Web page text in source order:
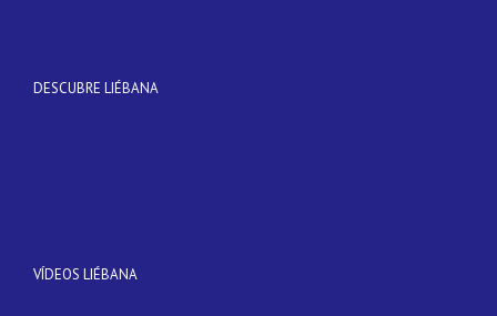
DESCUBRE LIÉBANA
VÍDEOS LIÉBANA